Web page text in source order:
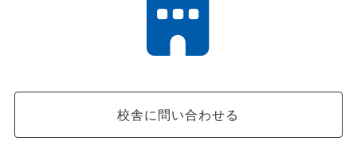
校舎に問い合わせる